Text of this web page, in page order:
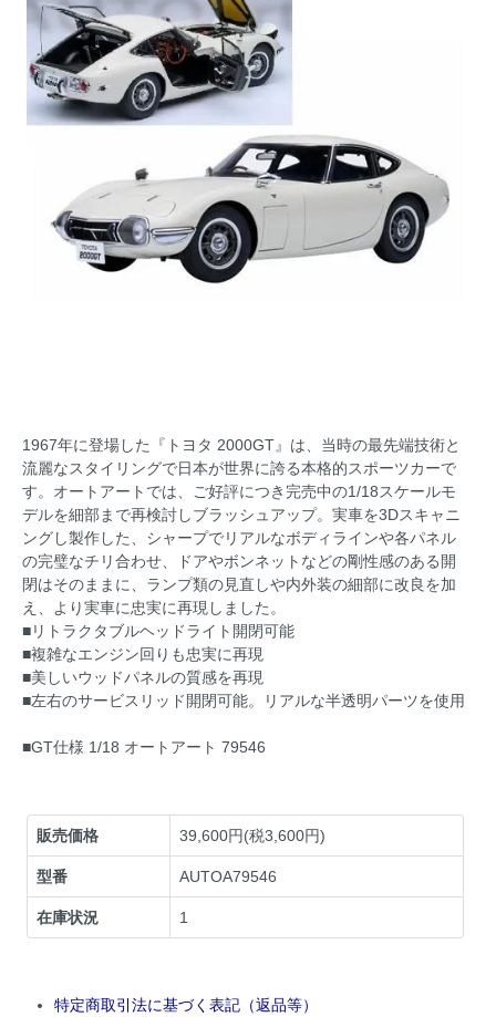
1967年に登場した『トヨタ 2000GT』は、当時の最先端技術と
流麗なスタイリングで日本が世界に誇る本格的スポーツカーで
す。オートアートでは、ご好評につき完売中の1/18スケールモ
デルを細部まで再検討しブラッシュアップ。実車を3Dスキャニ
ングし製作した、シャープでリアルなボディラインや各パネル
の完璧なチリ合わせ、ドアやボンネットなどの剛性感のある開
閉はそのままに、ランプ類の見直しや内外装の細部に改良を加
え、より実車に忠実に再現しました。
■リトラクタブルヘッドライト開閉可能
■複雑なエンジン回りも忠実に再現
■美しいウッドパネルの質感を再現
■左右のサービスリッド開閉可能。リアルな半透明パーツを使用
■GT仕様 1/18 オートアート 79546
販売価格 39,600円(税3,600円)
型番 AUTOA79546
在庫状況 1
特定商取引法に基づく表記（返品等）